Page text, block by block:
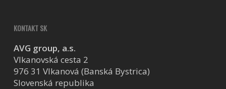
KONTAKT SK
AVG group, a.s.
Vlkanovská cesta 2
976 31 Vlkanová (Banská Bystrica)
Slovenská republika